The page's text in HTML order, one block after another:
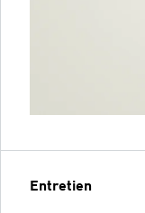
Entretien